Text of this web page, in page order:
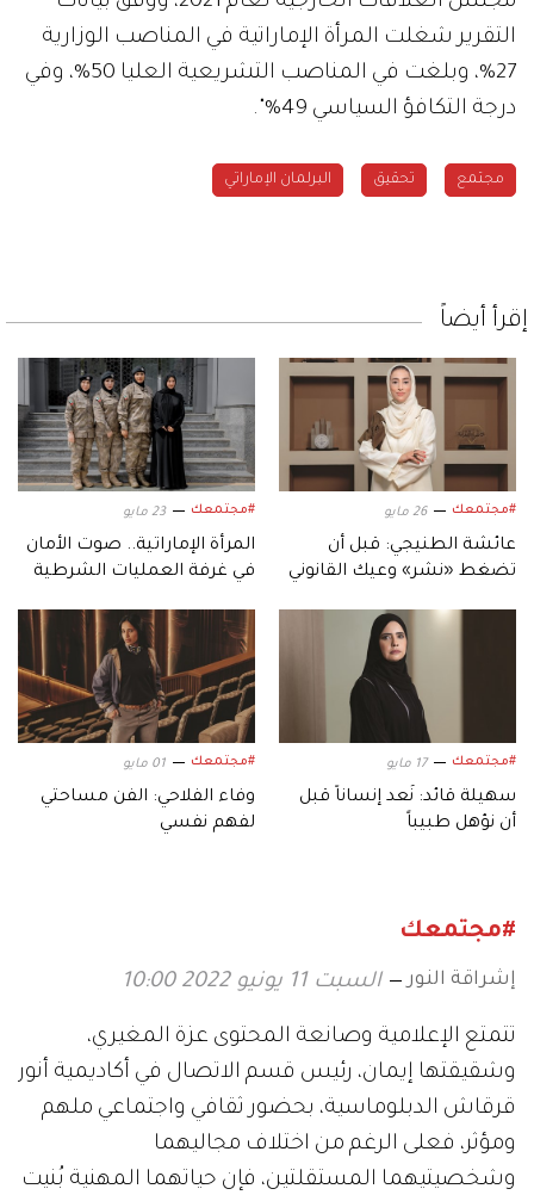
التقرير شغلت المرأة الإماراتية في المناصب الوزارية
27%، وبلغت في المناصب التشريعية العليا 50%، وفي
درجة التكافؤ السياسي 49%".
مجتمع تحقيق البرلمان الإماراتي
إقرأ أيضاً
#مجتمعك 26 مايو
عائشة الطنيجي: قبل أن
تضغط «نشر» وعيك القانوني
#مجتمعك 23 مايو
المرأة الإماراتية.. صوت الأمان
في غرفة العمليات الشرطية
#مجتمعك 17 مايو
سهيلة قائد: نُعد إنساناً قبل
أن نؤهل طبيباً
#مجتمعك 01 مايو
وفاء الفلاحي: الفن مساحتي
لفهم نفسي
#مجتمعك
إشراقة النور السبت 11 يونيو 2022 10:00
تتمتع الإعلامية وصانعة المحتوى عزة المغيري،
وشقيقتها إيمان، رئيس قسم الاتصال في أكاديمية أنور
قرقاش الدبلوماسية، بحضور ثقافي واجتماعي ملهم
ومؤثر، فعلى الرغم من اختلاف مجاليهما
وشخصيتيهما المستقلتين، فإن حياتهما المهنية بُنيت